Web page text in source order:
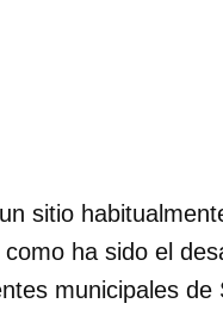
sitio
ha sido el
municipales de